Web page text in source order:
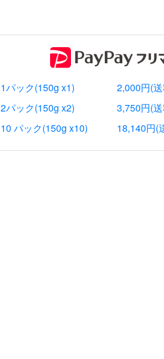
1パック(150g x1)
2,000円(
2パック(150g x2)
3,750円(
10 パック(150g x10)
18,140円(